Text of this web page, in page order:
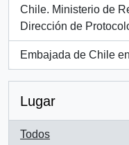
Chile. Ministerio de
Dirección de
, 1 resultados
Embajada de Chile
, 1 resultados
Lugar
Todos